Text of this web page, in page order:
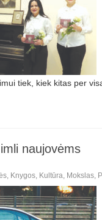
tiek, kiek kitas per
naujovėms
, Knygos, Kultūra Mokslas,